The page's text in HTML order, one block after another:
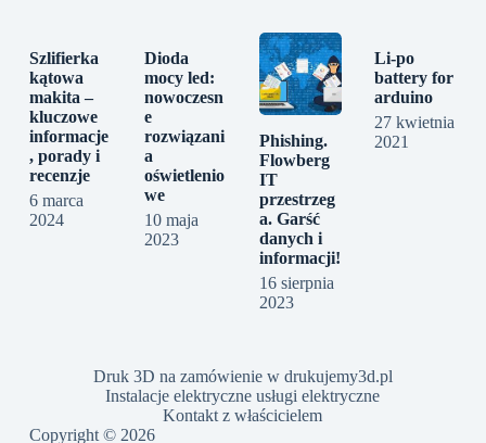
Szlifierka
kątowa
makita –
kluczowe
informacje
, porady i
recenzje
6 marca
2024
Dioda
mocy led:
nowoczesn
e
rozwiązani
a
oświetlenio
we
10 maja
2023
Phishing.
Flowberg
IT
przestrzeg
a. Garść
danych i
informacji!
16 sierpnia
2023
Li-po
battery for
arduino
27 kwietnia
2021
Druk 3D na zamówienie w drukujemy3d.pl
Instalacje elektryczne usługi elektryczne
Kontakt z właścicielem
Copyright © 2026